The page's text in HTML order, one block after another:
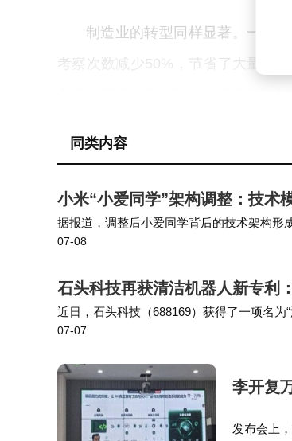
制造业的转型同样显著。一家
考察次数减少50%，节省了大量时
在写字楼经济中，数字化工具
能带来实质性效益提升。
广东芸众集团总部位于佛山，
过模块化设计，该系统可灵活适配
引流，为实体商户提供全链条数字
同类内容
小米“小爱同学”架构调整：技术
据报道，调整后小爱同学背后的技术架构形
化系统建设由栾剑团队承担；而此前归属小
07-08
石头科技再获清洁机器人新专利
近日，石头科技（688169）获得了一项名
次突破。这样的投入不仅体现了公司对技术
07-07
李开复
发布会上